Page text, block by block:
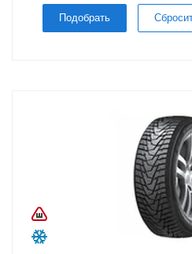
Подобрать